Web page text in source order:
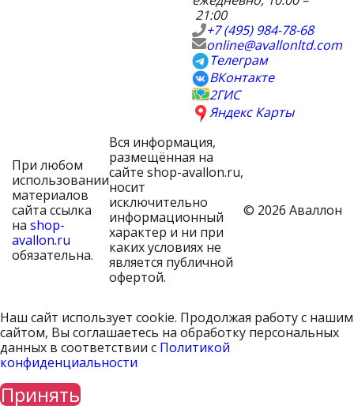
21:00
+7 (495) 984-78-68
online@avallonltd.com
Телеграм
ВКонтакте
2ГИС
Яндекс Карты
При любом
использовании
материалов
сайта ссылка
на shop-
avallon.ru
обязательна.
Вся информация,
размещённая на
сайте shop-avallon.ru,
носит
исключительно
информационный
характер и ни при
каких условиях не
является публичной
офертой.
© 2026 Аваллон
Наш сайт использует cookie. Продолжая работу с нашим
сайтом, Вы соглашаетесь на обработку персональных
данных в соответствии с Политикой
конфиденциальности
Принять